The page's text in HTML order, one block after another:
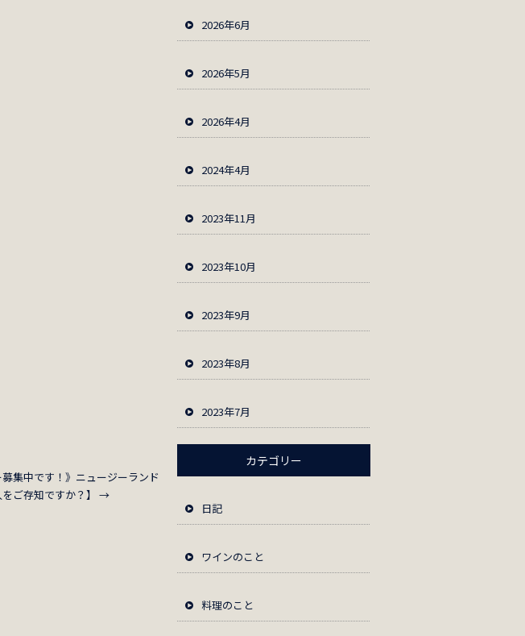
集中です！》ニュージーランド
ご存知ですか？】 →
2026年6月
2026年5月
2026年4月
2024年4月
2023年11月
2023年10月
2023年9月
2023年8月
2023年7月
カテゴリー
日記
ワインのこと
料理のこと